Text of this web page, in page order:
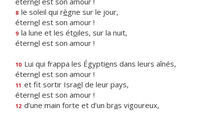
8 le soleil qui règne sur le jour,
éternel est son amour !
9 la lune et les étoiles, sur la nuit,
éternel est son amour !
10 Lui qui frappa les Égyptiens dans leurs aînés,
éternel est son amour !
11 et fit sortir Israël de leur pays,
éternel est son amour !
12 d’une main forte et d’un bras vigoureux,